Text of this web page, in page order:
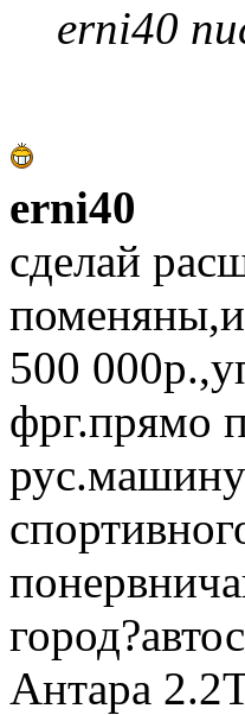
erni40
erni40
сделай
500
фрг.прямо
Антара